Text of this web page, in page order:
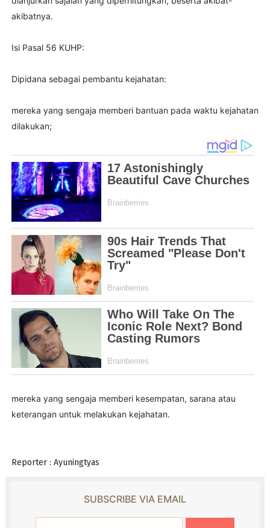
akibatnya.
Isi Pasal 56 KUHP:
Dipidana sebagai pembantu kejahatan:
mereka yang sengaja memberi bantuan pada waktu kejahatan
dilakukan;
mereka yang sengaja memberi kesempatan, sarana atau
keterangan untuk melakukan kejahatan.
Reporter : Ayuningtyas
SUBSCRIBE VIA EMAIL